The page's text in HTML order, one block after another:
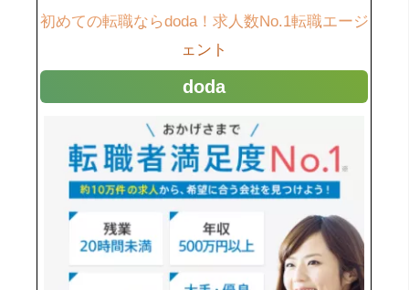
初めての転職ならdoda！求人数No.1転職エージ
ェント
doda